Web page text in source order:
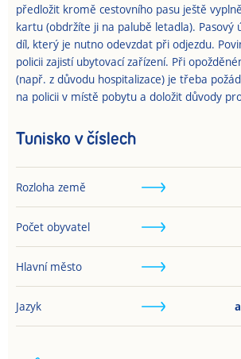
předložit kromě cestovního pasu ještě
kartu (obdržíte ji na palubě letadla). Pasový
díl, který je nutno odevzdat při odjezdu.
policii zajistí ubytovací zařízení. Při
(např. z důvodu hospitalizace) je třeba
na policii v místě pobytu a doložit důvody
Tunisko v číslech
Rozloha země
Počet obyvatel
Hlavní město
Jazyk